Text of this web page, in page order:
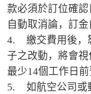
款必須於訂位確
自動取消論，訂
4.	繳交費用後，恕不可作任何改動。任何姓名或出發日
子之改動，將會
最少14個工作日前
5.	如航空公司或郵輪公司增收燃油附加費、其他應繳稅